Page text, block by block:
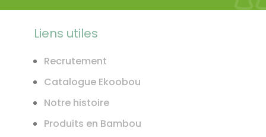
Liens utiles
Recrutement
Catalogue Ekoobou
Notre histoire
Produits en Bambou